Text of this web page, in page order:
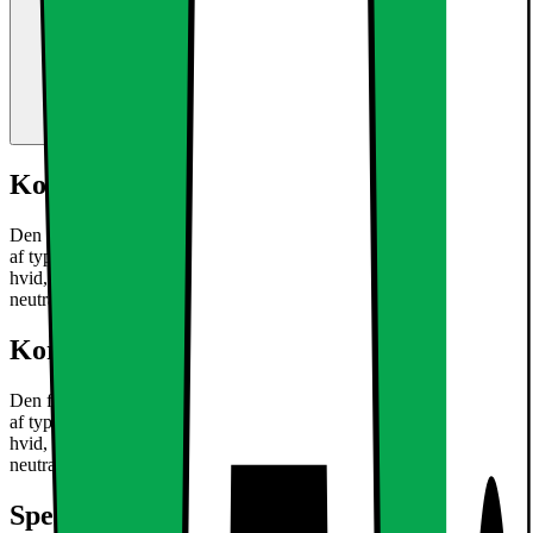
Kort om produktet
Den forsænkede lys LED med 6W er en ultra-tynd loftsplade lamper
af typen SMD 2835. Den eksisterende aluminium Armaturet har en
hvid, subtil montering. Perfekt til en stilfuld accent dit hjem ved
neutral hvid glødende lyse pletter.
Læs mere om produktet
Kort om produktet
Den forsænkede lys LED med 6W er en ultra-tynd loftsplade lamper
af typen SMD 2835. Den eksisterende aluminium Armaturet har en
hvid, subtil montering. Perfekt til en stilfuld accent dit hjem ved
neutral hvid glødende lyse pletter.Læs mere om produktet
Specifikationer